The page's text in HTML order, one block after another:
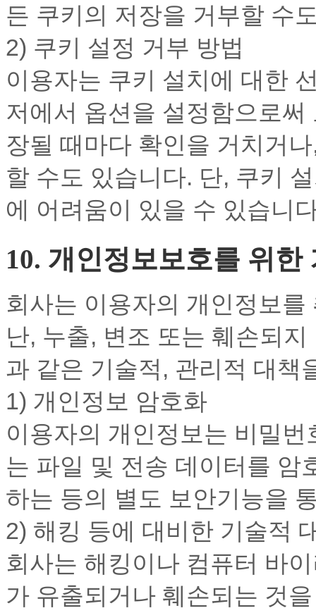
든 쿠키의 저장을 거부할 수
2) 쿠키 설정 거부 방법
이용자는 쿠키 설치에 대한
저에서 옵션을 설정함으로
장될 때마다 확인을 거치거
할 수도 있습니다. 단, 쿠키
에 어려움이 있을 수 있습니
10. 개인정보보호를 위한
회사는 이용자의 개인정보
난, 누출, 변조 또는 훼손되
과 같은 기술적, 관리적 대책
1) 개인정보 암호화
이용자의 개인정보는 비밀
는 파일 및 전송 데이터를 암
하는 등의 별도 보안기능을
2) 해킹 등에 대비한 기술적
회사는 해킹이나 컴퓨터 바
가 유출되거나 훼손되는 것